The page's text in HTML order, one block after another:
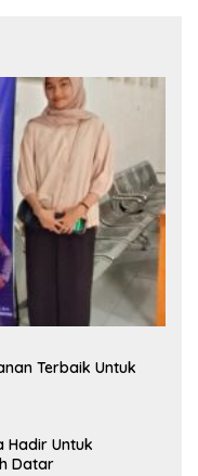
Terbaik Untuk
Hadir Untuk
Datar